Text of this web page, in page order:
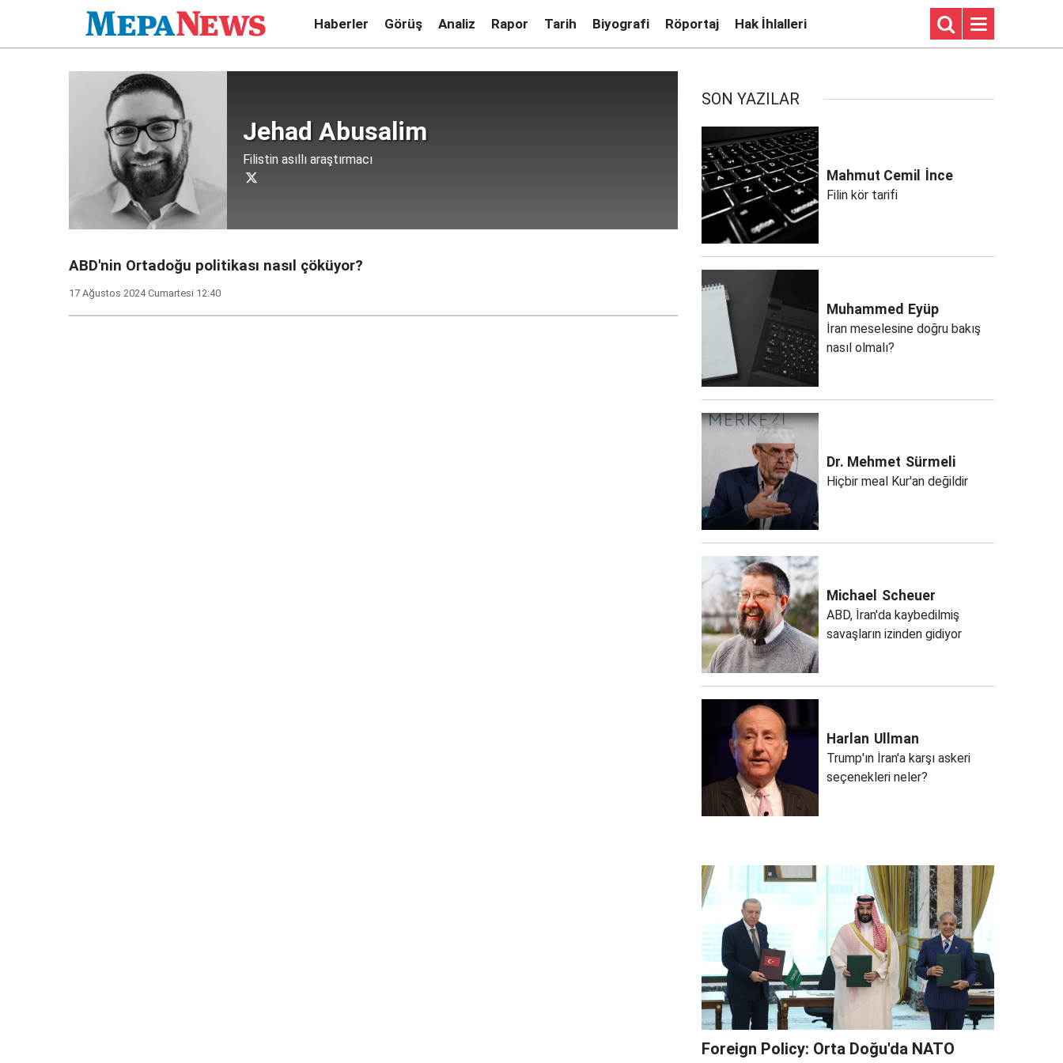
Haberler Görüş Analiz Rapor Tarih Biyografi Röportaj Hak İhlalleri
Jehad Abusalim
Filistin asıllı araştırmacı
ABD'nin Ortadoğu politikası nasıl çöküyor?
17 Ağustos 2024 Cumartesi 12:40
SON YAZILAR
Mahmut Cemil İnce
Filin kör tarifi
Muhammed Eyüp
İran meselesine doğru bakış
nasıl olmalı?
Dr. Mehmet Sürmeli
Hiçbir meal Kur'an değildir
Michael Scheuer
ABD, İran'da kaybedilmiş
savaşların izinden gidiyor
Harlan Ullman
Trump'ın İran'a karşı askeri
seçenekleri neler?
Foreign Policy: Orta Doğu'da NATO